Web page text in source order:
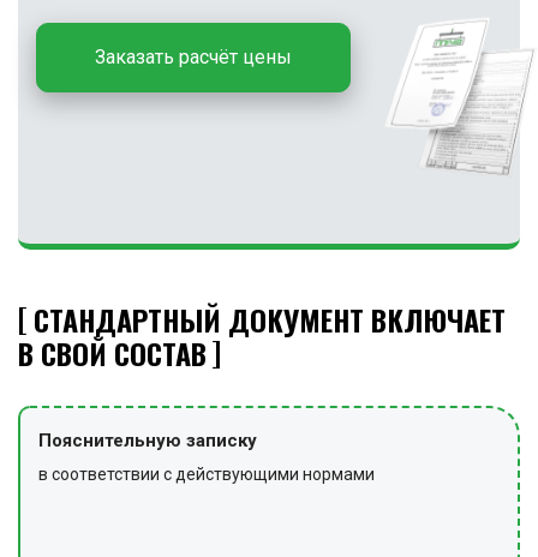
Заказать расчёт цены
СТАНДАРТНЫЙ ДОКУМЕНТ ВКЛЮЧАЕТ
В СВОЙ СОСТАВ
Пояснительную записку
в соответствии с действующими нормами